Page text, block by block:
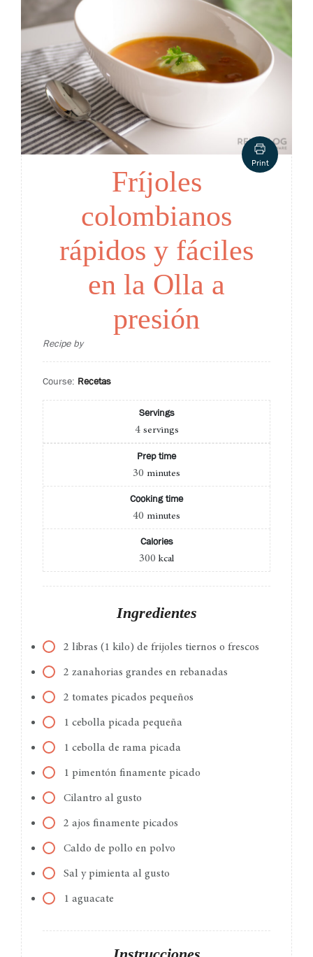
Print
Fríjoles
colombianos
rápidos y fáciles
en la Olla a
presión
Recipe by
Course: Recetas
Servings
4 servings
Prep time
30 minutes
Cooking time
40 minutes
Calories
300 kcal
Ingredientes
2 libras (1 kilo) de frijoles tiernos o frescos
2 zanahorias grandes en rebanadas
2 tomates picados pequeños
1 cebolla picada pequeña
1 cebolla de rama picada
1 pimentón finamente picado
Cilantro al gusto
2 ajos finamente picados
Caldo de pollo en polvo
Sal y pimienta al gusto
1 aguacate